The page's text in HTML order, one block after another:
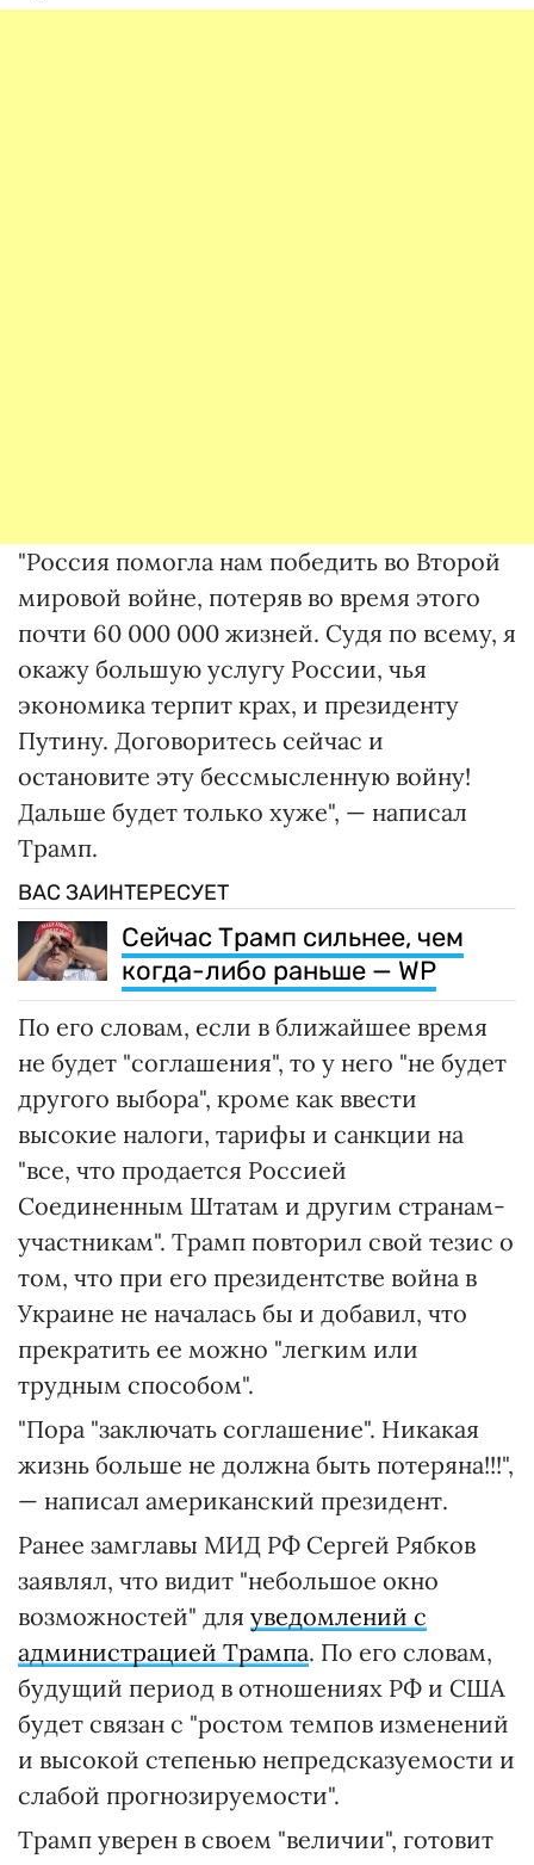
"Россия помогла нам победить во Второй
мировой войне, потеряв во время этого
почти 60 000 000 жизней. Судя по всему, я
окажу большую услугу России, чья
экономика терпит крах, и президенту
Путину. Договоритесь сейчас и
остановите эту бессмысленную войну!
Дальше будет только хуже", — написал
Трамп.
ВАС ЗАИНТЕРЕСУЕТ
Сейчас Трамп сильнее, чем
когда-либо раньше — WP
По его словам, если в ближайшее время
не будет "соглашения", то у него "не будет
другого выбора", кроме как ввести
высокие налоги, тарифы и санкции на
"все, что продается Россией
Соединенным Штатам и другим странам-
участникам". Трамп повторил свой тезис о
том, что при его президентстве война в
Украине не началась бы и добавил, что
прекратить ее можно "легким или
трудным способом".
"Пора "заключать соглашение". Никакая
жизнь больше не должна быть потеряна!!!",
— написал американский президент.
Ранее замглавы МИД РФ Сергей Рябков
заявлял, что видит "небольшое окно
возможностей" для уведомлений с
администрацией Трампа. По его словам,
будущий период в отношениях РФ и США
будет связан с "ростом темпов изменений
и высокой степенью непредсказуемости и
слабой прогнозируемости".
Трамп уверен в своем "величии", готовит